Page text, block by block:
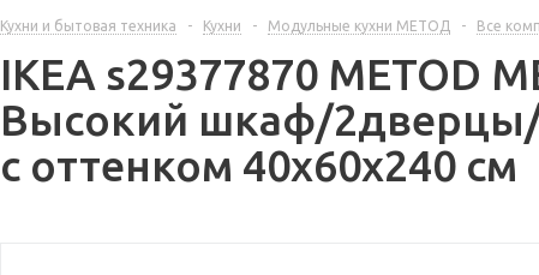
Кухни и бытовая техника - Кухни - Модульные кухни МЕТОД - Все
IKEA s29377870
Высокий шкаф/
с оттенком 40x60x240 см